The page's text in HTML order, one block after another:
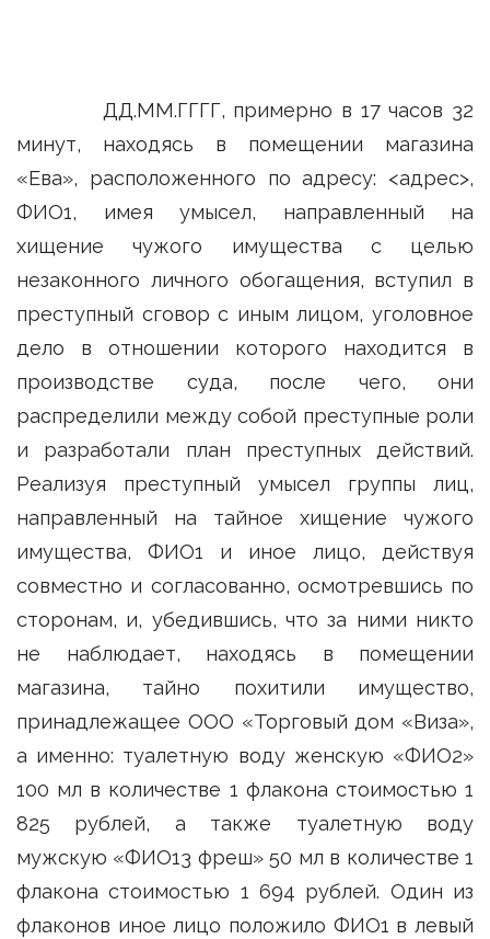
ДД.ММ.ГГГГ, примерно в 17 часов 32
минут, находясь в помещении магазина
«Ева», расположенного по адресу: <адрес>,
ФИО1, имея умысел, направленный на
хищение чужого имущества с целью
незаконного личного обогащения, вступил в
преступный сговор с иным лицом, уголовное
дело в отношении которого находится в
производстве суда, после чего, они
распределили между собой преступные роли
и разработали план преступных действий.
Реализуя преступный умысел группы лиц,
направленный на тайное хищение чужого
имущества, ФИО1 и иное лицо, действуя
совместно и согласованно, осмотревшись по
сторонам, и, убедившись, что за ними никто
не наблюдает, находясь в помещении
магазина, тайно похитили имущество,
принадлежащее ООО «Торговый дом «Виза»,
а именно: туалетную воду женскую «ФИО2»
100 мл в количестве 1 флакона стоимостью 1
825 рублей, а также туалетную воду
мужскую «ФИО13 фреш» 50 мл в количестве 1
флакона стоимостью 1 694 рублей. Один из
флаконов иное лицо положило ФИО1 в левый